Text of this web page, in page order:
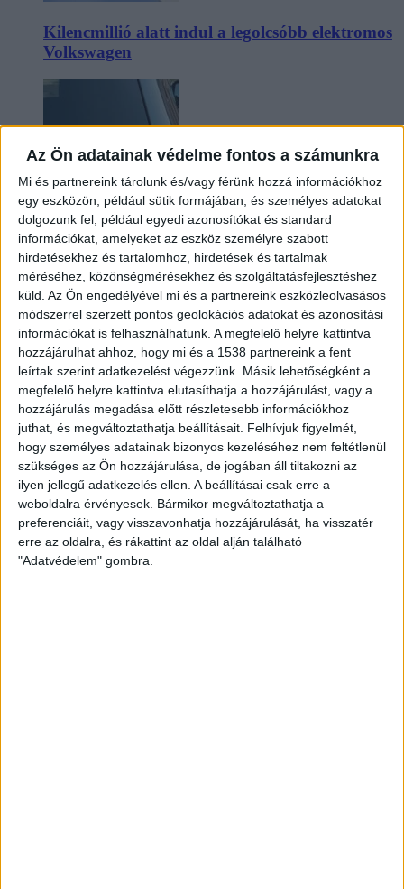
Az Ön adatainak védelme fontos a számunkra
Mi és partnereink tárolunk és/vagy férünk hozzá információkhoz
egy eszközön, például sütik formájában, és személyes adatokat
dolgozunk fel, például egyedi azonosítókat és standard
információkat, amelyeket az eszköz személyre szabott
hirdetésekhez és tartalomhoz, hirdetések és tartalmak
méréséhez, közönségmérésekhez és szolgáltatásfejlesztéshez
küld. Az Ön engedélyével mi és a partnereink eszközleolvasásos
módszerrel szerzett pontos geolokációs adatokat és azonosítási
információkat is felhasználhatunk. A megfelelő helyre kattintva
hozzájárulhat ahhoz, hogy mi és a 1538 partnereink a fent
leírtak szerint adatkezelést végezzünk. Másik lehetőségként a
megfelelő helyre kattintva elutasíthatja a hozzájárulást, vagy a
hozzájárulás megadása előtt részletesebb információkhoz
juthat, és megváltoztathatja beállításait. Felhívjuk figyelmét,
hogy személyes adatainak bizonyos kezeléséhez nem feltétlenül
szükséges az Ön hozzájárulása, de jogában áll tiltakozni az
ilyen jellegű adatkezelés ellen. A beállításai csak erre a
weboldalra érvényesek. Bármikor megváltoztathatja a
preferenciáit, vagy visszavonhatja hozzájárulását, ha visszatér
erre az oldalra, és rákattint az oldal alján található
"Adatvédelem" gombra.
Kilencmillió alatt indul a legolcsóbb elektromos
Volkswagen
Hoppon maradtak a villanyautós támogatási
program utolsó pályázói
Bővíti kínálatát a Cupra – érkezik az olcsóbb
Raval